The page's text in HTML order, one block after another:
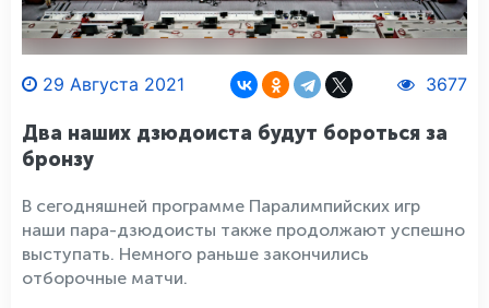
29 Августа 2021 3677
Два наших дзюдоиста будут бороться за
бронзу
В сегодняшней программе Паралимпийских игр
наши пара-дзюдоисты также продолжают успешно
выступать. Немного раньше закончились
отборочные матчи.